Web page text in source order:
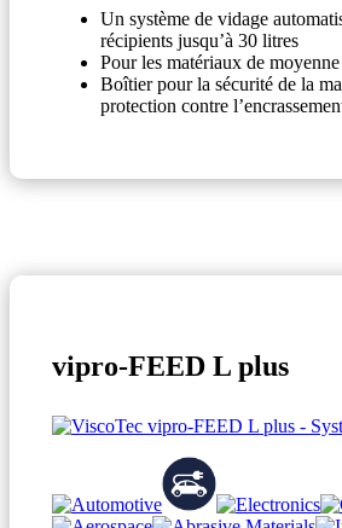
Un système de vidage
récipients jusqu’à 30 litres
Pour les matériaux de
Boîtier pour la sécurité de la
protection contre
vipro-FEED L plus